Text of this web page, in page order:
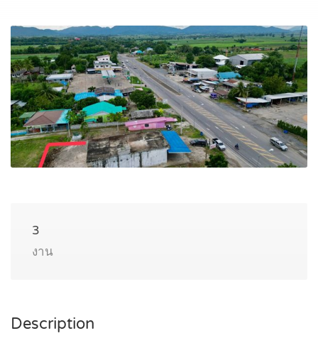
3
งาน
Description